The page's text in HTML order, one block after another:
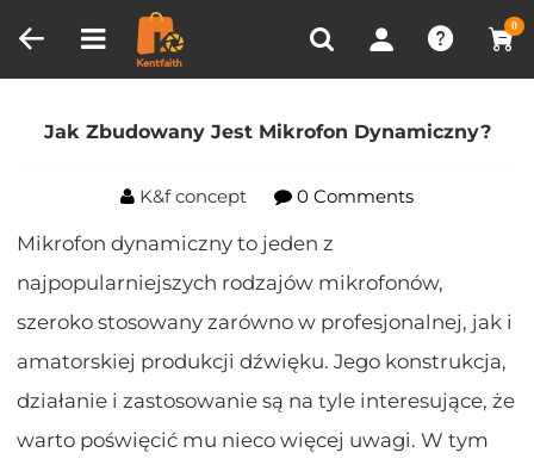
0
OSTATNIO OGLĄDANE
Porównanie produktów (0)
Dom Blog
Jak Zbudowany Jest Mikrofon
Dynamiczny?
Jak Zbudowany Jest Mikrofon Dynamiczny?
K&f concept 0 Comments
Mikrofon dynamiczny to jeden z
najpopularniejszych rodzajów mikrofonów,
szeroko stosowany zarówno w profesjonalnej, jak i
amatorskiej produkcji dźwięku. Jego konstrukcja,
działanie i zastosowanie są na tyle interesujące, że
warto poświęcić mu nieco więcej uwagi. W tym